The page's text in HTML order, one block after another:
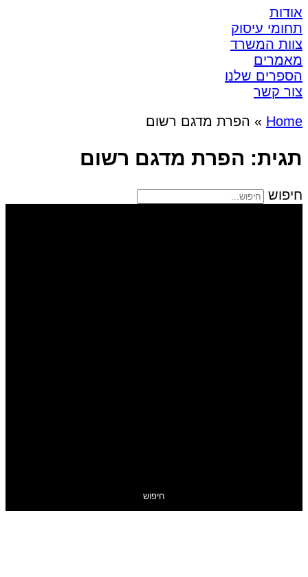
אודות
תחומי עיסוק
צוות המשרד
מאמרים
הספרים שלנו
צור קשר
Home
» הפרת מדגם רשום
תגית: הפרת מדגם רשום
חיפוש
חיפוש